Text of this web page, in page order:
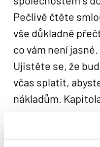
Pečlivě čtěte
vše důkladně
co vám není
Ujistěte se, že
včas splatit,
nákladům.
a nechat se